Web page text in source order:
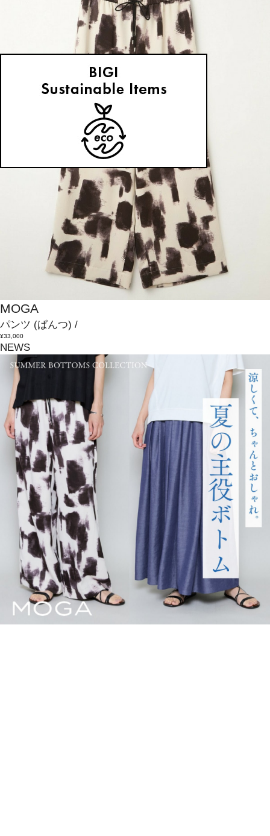
MOGA
パンツ (ぱんつ) /
¥33,000
NEWS